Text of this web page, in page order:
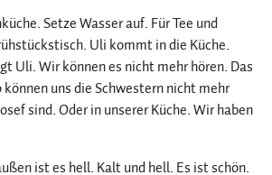
Setze Wasser auf. Für Tee und
Uli kommt in die Küche.
Uli. Wir können es nicht mehr hören. Das
uns die Schwestern nicht mehr
sind. Oder in unserer Küche. Wir haben
ist es hell. Kalt und hell. Es ist schön.